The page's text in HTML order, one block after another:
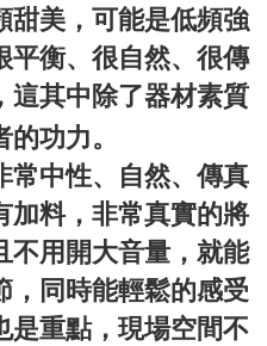
甜美，可能是低頻強
平衡、很自然、很傳
這其中除了器材素質
功力。
中性、自然、傳真
加料，非常真實的將
不用開大音量，就能
，同時能輕鬆的感受
是重點，現場空間不